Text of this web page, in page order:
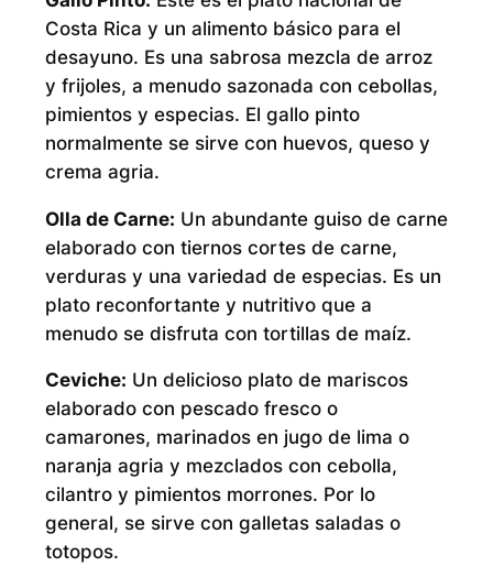
Costa Rica y un alimento básico para el
desayuno. Es una sabrosa mezcla de arroz
y frijoles, a menudo sazonada con cebollas,
pimientos y especias. El gallo pinto
normalmente se sirve con huevos, queso y
crema agria.
Olla de Carne: Un abundante guiso de carne
elaborado con tiernos cortes de carne,
verduras y una variedad de especias. Es un
plato reconfortante y nutritivo que a
menudo se disfruta con tortillas de maíz.
Ceviche: Un delicioso plato de mariscos
elaborado con pescado fresco o
camarones, marinados en jugo de lima o
naranja agria y mezclados con cebolla,
cilantro y pimientos morrones. Por lo
general, se sirve con galletas saladas o
totopos.